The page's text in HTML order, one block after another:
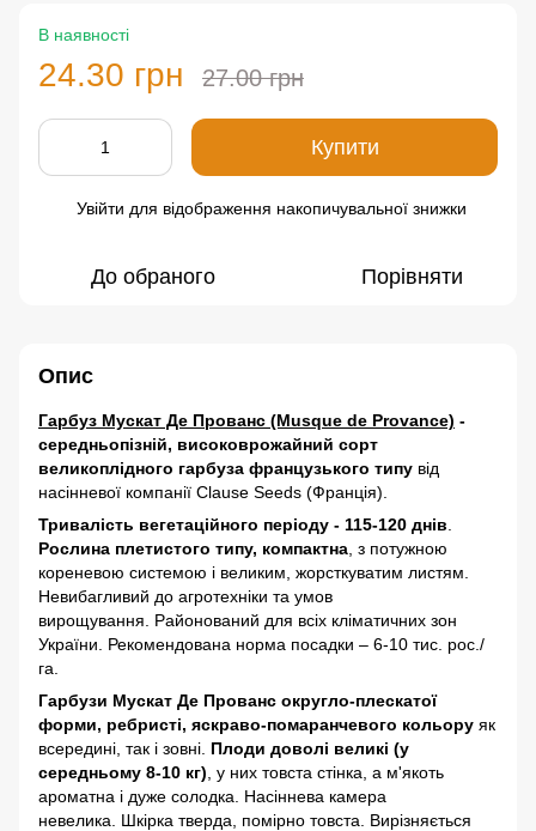
В наявності
24.30 грн 27.00 грн
Купити
Увійти для відображення накопичувальної знижки
До обраного Порівняти
Опис
Гарбуз Мускат Де Прованс (Musque de Provance) -
середньопізній, високоврожайний сорт
великоплідного гарбуза французького типу від
насінневої компанії Clause Seeds (Франція).
Тривалість вегетаційного періоду - 115-120 днів
Рослина плетистого типу, компактна , з потужною
кореневою системою і великим, жорсткуватим листям.
Невибагливий до агротехніки та умов
вирощування. Районований для всіх кліматичних зон
України. Рекомендована норма посадки – 6-10 тис. рос./
га.
Гарбузи Мускат Де Прованс округло-плескатої
форми, ребристі, яскраво-помаранчевого кольору як
всередині, так і зовні. Плоди доволі великі (у
середньому 8-10 кг) , у них товста стінка, а м'якоть
ароматна і дуже солодка. Насіннева камера
невелика. Шкірка тверда, помірно товста. Вирізняється